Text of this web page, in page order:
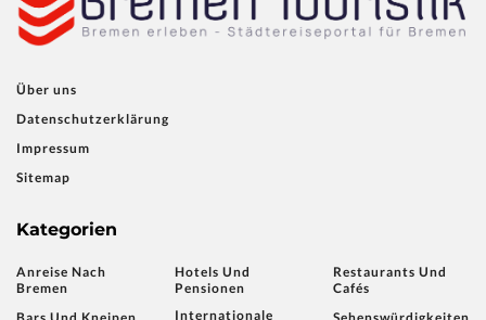
Über uns
Datenschutzerklärung
Impressum
Sitemap
Kategorien
Anreise Nach
Bremen
Hotels Und
Pensionen
Internationale
Restaurants Und
Cafés